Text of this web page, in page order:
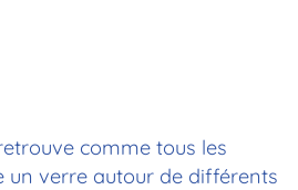
comme tous les
un verre autour de différents